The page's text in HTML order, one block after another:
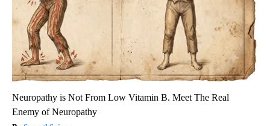
Neuropathy is Not From Low Vitamin B. Meet The Real
Enemy of Neuropathy